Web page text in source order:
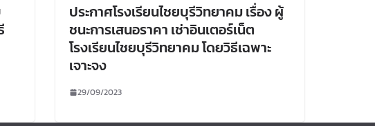
ประกาศโรงเรียนไชยบุรีวิทยาคม เรื่อง ผู้
ชนะการเสนอราคา เช่าอินเตอร์เน็ต
โรงเรียนไชยบุรีวิทยาคม โดยวิธีเฉพาะ
เจาะจง
29/09/2023